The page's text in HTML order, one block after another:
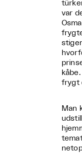
var
frygt
Man